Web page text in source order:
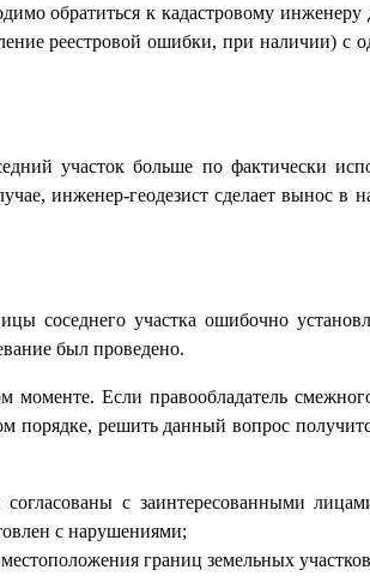
обратиться к кадастровому
реестровой ошибки, при наличии) с
участок больше по фактически
инженер-геодезист сделает вынос в
соседнего участка ошибочно
был проведено.
Если правообладатель
порядке, решить данный вопрос
с заинтересованными
с нарушениями;
границ земельных